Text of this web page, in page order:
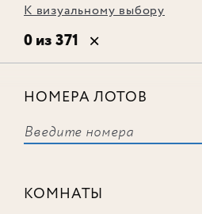
К визуальному выбору
0 из 371
НОМЕРА ЛОТОВ
КОМНАТЫ
соответствует ни